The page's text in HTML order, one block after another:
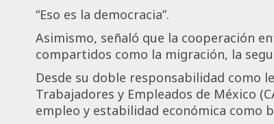
“Eso es la democracia”.
Asimismo, señaló que la cooperación
compartidos como la migración, la
Desde su doble responsabilidad como
Trabajadores y Empleados de México
empleo y estabilidad económica como